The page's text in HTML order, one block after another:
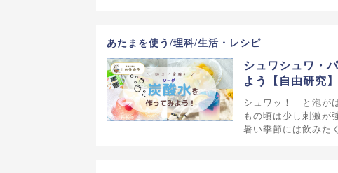
あたまを使う/理科/生活・レシピ
シュワシュワ・
よう【自由研究】
シュワッ！ と泡が
もの頃は少し刺激が
暑い季節には飲みた